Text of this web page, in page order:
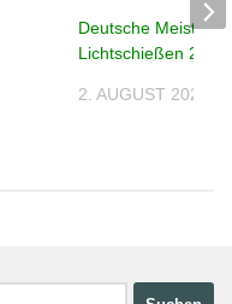
Deutsche
Lichtschießen 2026
2. AUGUST 2026